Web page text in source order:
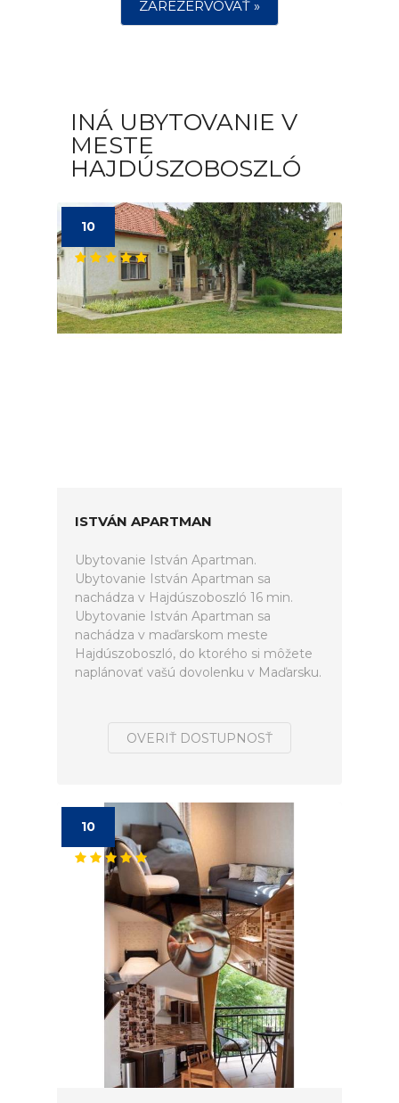
ZAREZERVOVAŤ »
INÁ UBYTOVANIE V
MESTE
HAJDÚSZOBOSZLÓ
10
ISTVÁN APARTMAN
Ubytovanie István Apartman.
Ubytovanie István Apartman sa
nachádza v Hajdúszoboszló 16 min.
Ubytovanie István Apartman sa
nachádza v maďarskom meste
Hajdúszoboszló, do ktorého si môžete
naplánovať vašú dovolenku v Maďarsku.
OVERIŤ DOSTUPNOSŤ
10